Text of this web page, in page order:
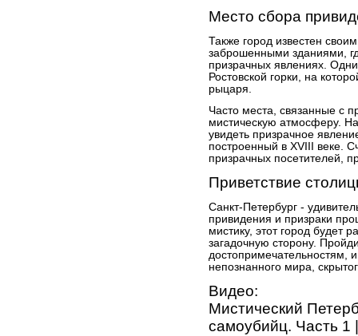
Место сбора
Также город известен
заброшенными зданиями,
призрачных явлениях.
Ростовской горки, на
рыцаря.
Часто места, связанные с
мистическую атмосферу.
увидеть призрачное
построенный в XVIII веке.
призрачных посетителей,
Приветствие
Санкт-Петербург -
привидения и призраки
мистику, этот город будет
загадочную сторону.
достопримечательностям,
непознанного мира,
Видео:
Мистический
самоубийц. Часть 1